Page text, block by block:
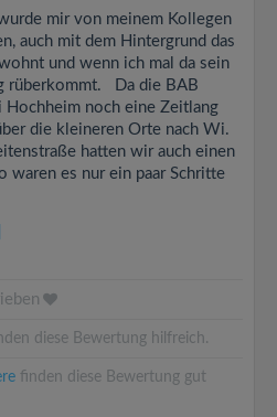
mir von meinem Kollegen
auch mit dem Hintergrund das
und wenn ich mal da sein
rüberkommt. Da die BAB
Hochheim noch eine Zeitlang
die kleineren Orte nach Wi.
hatten wir auch einen
waren es nur ein paar Schritte
diese Bewertung hilfreich.
finden diese Bewertung gut